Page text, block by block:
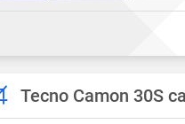
Tecno Camon 30S